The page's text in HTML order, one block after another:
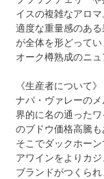
イスの複雑なアロ
適度な重量感のあ
が全体を形どって
オーク樽熟成のニュ
《生産者について》
ナパ・ヴァレーの
界的に名の通った
のブドウ価格高騰も
そこでダックホー
アワインをよりカ
ブランドがつくられ